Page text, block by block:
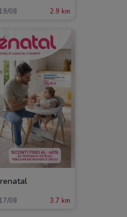
08 2.9 km
08 3.7 km